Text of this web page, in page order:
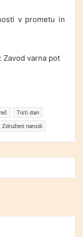
v prometu in
Zavod varna pot
Tisti dan
Združeni narodi